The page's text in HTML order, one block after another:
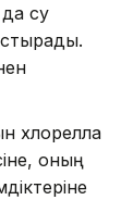
да су
хлорелла
оның